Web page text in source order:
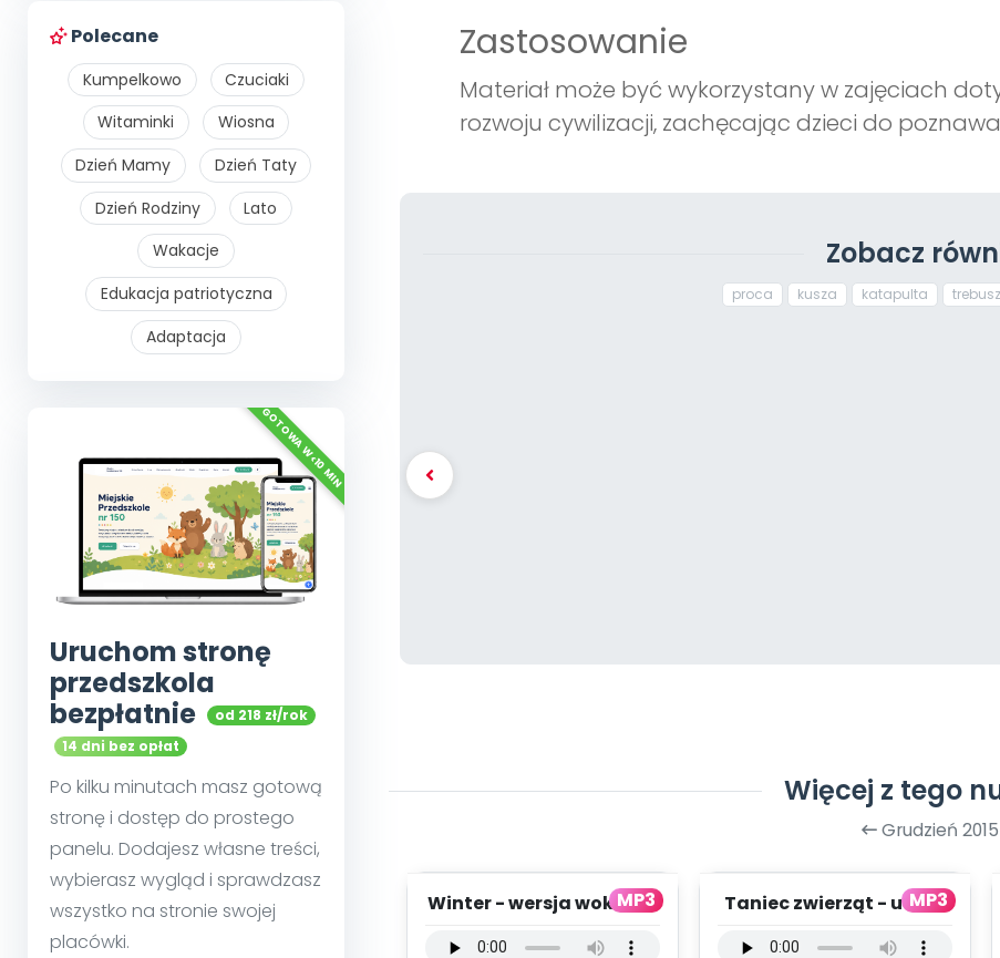
Polecane
Kumpelkowo
Czuciaki
Witaminki
Wiosna
Dzień Mamy
Dzień Taty
Dzień Rodziny
Lato
Wakacje
Edukacja patriotyczna
Adaptacja
Uruchom stronę
przedszkola
bezpłatnie
od 218 zł/rok
14 dni bez opłat
Po kilku minutach masz gotową
stronę i dostęp do prostego
panelu. Dodajesz własne treści,
wybierasz wygląd i sprawdzasz
wszystko na stronie swojej
placówki.
Zastosowanie
Materiał może być wykorzystany w zajęciach
rozwoju cywilizacji, zachęcając dzieci do
Zobacz
proca kusza katapulta trebusz
Więcej z tego
Grudzień 2015
MP3
Winter - wersja wokalna
MP3
Taniec zwierząt - utwór
mp3)